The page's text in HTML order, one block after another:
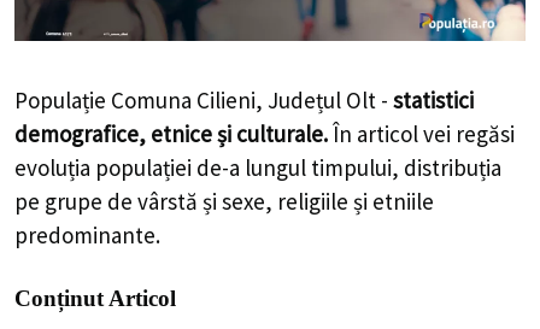
Populație Comuna Cilieni, Județul Olt - statistici
demografice, etnice și culturale.În articol vei regăsi
evoluția populației de-a lungul timpului, distribuția
pe grupe de vârstă și sexe, religiile și etniile
predominante.
Conținut Articol